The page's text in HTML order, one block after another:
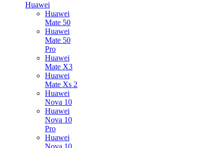
Huawei
Huawei
Mate 50
Huawei
Mate 50
Pro
Huawei
Mate X3
Huawei
Mate Xs 2
Huawei
Nova 10
Huawei
Nova 10
Pro
Huawei
Nova 10